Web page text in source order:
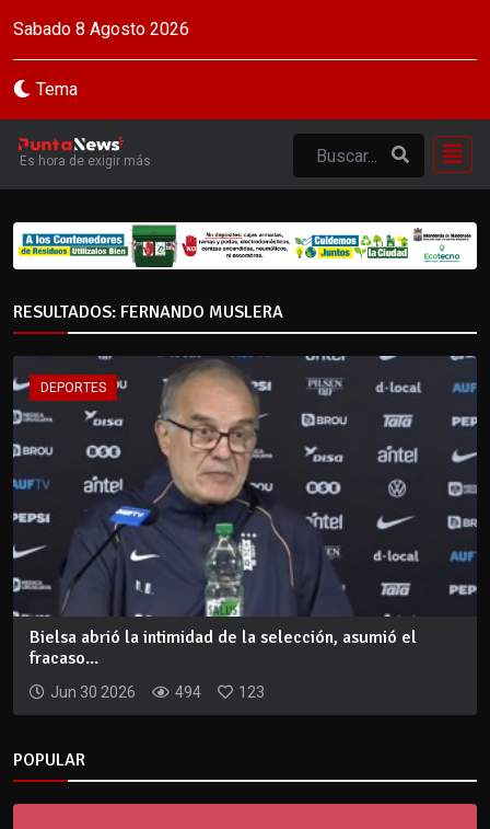
Sabado 8 Agosto 2026
Tema
Es hora de exigir más
RESULTADOS: FERNANDO MUSLERA
DEPORTES
Bielsa abrió la intimidad de la selección, asumió el
fracaso...
Jun 30 2026 494 123
POPULAR